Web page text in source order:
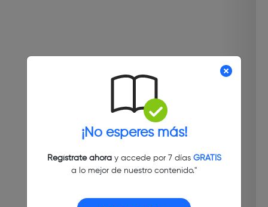
¡No esperes más!
Regístrate ahoray accede por 7 días GRATIS
a lo mejor de nuestro contenido."